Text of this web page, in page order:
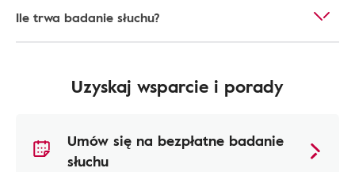
Ile trwa badanie słuchu?
Uzyskaj wsparcie i porady
Umów się na bezpłatne badanie
słuchu